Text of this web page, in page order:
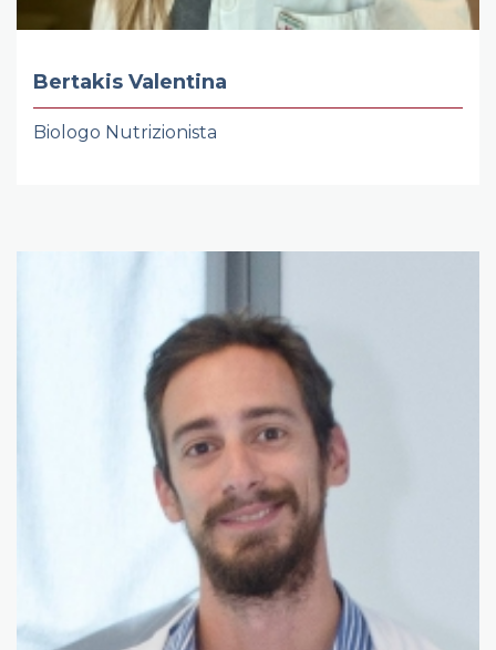
Bertakis Valentina
Biologo Nutrizionista